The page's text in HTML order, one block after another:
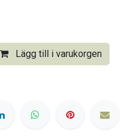
Lägg till i varukorgen